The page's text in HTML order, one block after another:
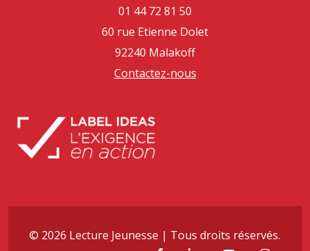
01 44 72 81 50
60 rue Etienne Dolet
92240 Malakoff
Contactez-nous
© 2026 Lecture Jeunesse | Tous droits réservés.